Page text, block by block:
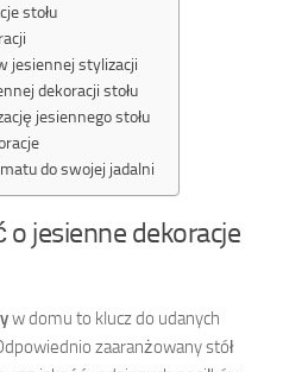
stołu
jesiennej stylizacji
dekoracji stołu
jesiennego stołu
do swojej jadalni
jesienne dekoracje
w domu to klucz do udanych
zaaranżowany stół